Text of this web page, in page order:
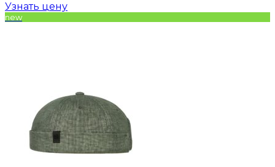
Узнать цену
new